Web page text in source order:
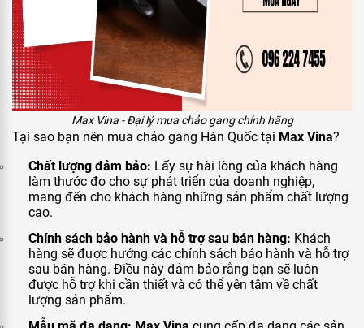
Max Vina - Đại lý mua chảo gang chính hãng
Tại sao bạn nên mua chảo gang Hàn Quốc tại Max Vina?
Chất lượng đảm bảo: Lấy sự hài lòng của khách hàng
làm thước đo cho sự phát triển của doanh nghiệp,
mang đến cho khách hàng những sản phẩm chất lượng
cao.
Chính sách bảo hành và hỗ trợ sau bán hàng: Khách
hàng sẽ được hưởng các chính sách bảo hành và hỗ trợ
sau bán hàng. Điều này đảm bảo rằng bạn sẽ luôn
được hỗ trợ khi cần thiết và có thể yên tâm về chất
lượng sản phẩm.